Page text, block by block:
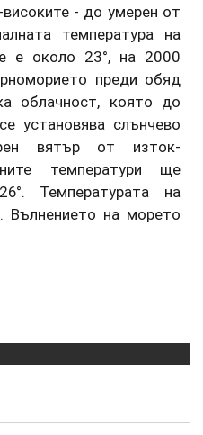
- до умерен от
температура на
е около 23°, на 2000
преди обяд
облачност, която до
установява слънчево
вятър от изток-
температури ще
Температурата на
Вълнението на морето